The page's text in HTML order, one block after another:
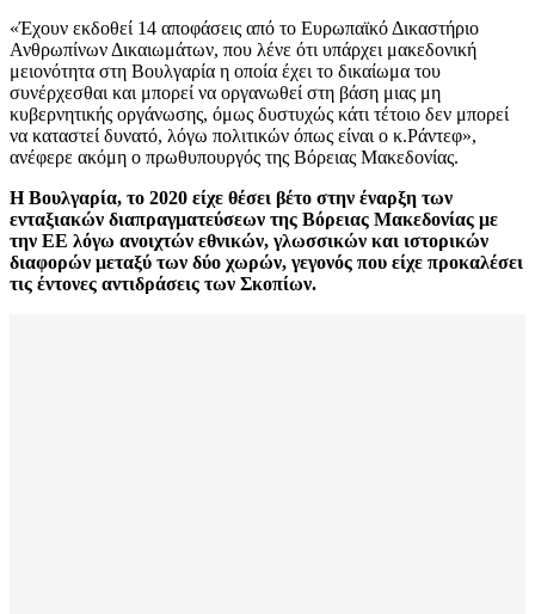
«Έχουν εκδοθεί 14 αποφάσεις από το Ευρωπαϊκό Δικαστήριο
Ανθρωπίνων Δικαιωμάτων, που λένε ότι υπάρχει μακεδονική
μειονότητα στη Βουλγαρία η οποία έχει το δικαίωμα του
συνέρχεσθαι και μπορεί να οργανωθεί στη βάση μιας μη
κυβερνητικής οργάνωσης, όμως δυστυχώς κάτι τέτοιο δεν μπορεί
να καταστεί δυνατό, λόγω πολιτικών όπως είναι ο κ.Ράντεφ»,
ανέφερε ακόμη ο πρωθυπουργός της Βόρειας Μακεδονίας.
Η Βουλγαρία, το 2020 είχε θέσει βέτο στην έναρξη των
ενταξιακών διαπραγματεύσεων της Βόρειας Μακεδονίας με
την ΕΕ λόγω ανοιχτών εθνικών, γλωσσικών και ιστορικών
διαφορών μεταξύ των δύο χωρών, γεγονός που είχε προκαλέσει
τις έντονες αντιδράσεις των Σκοπίων.